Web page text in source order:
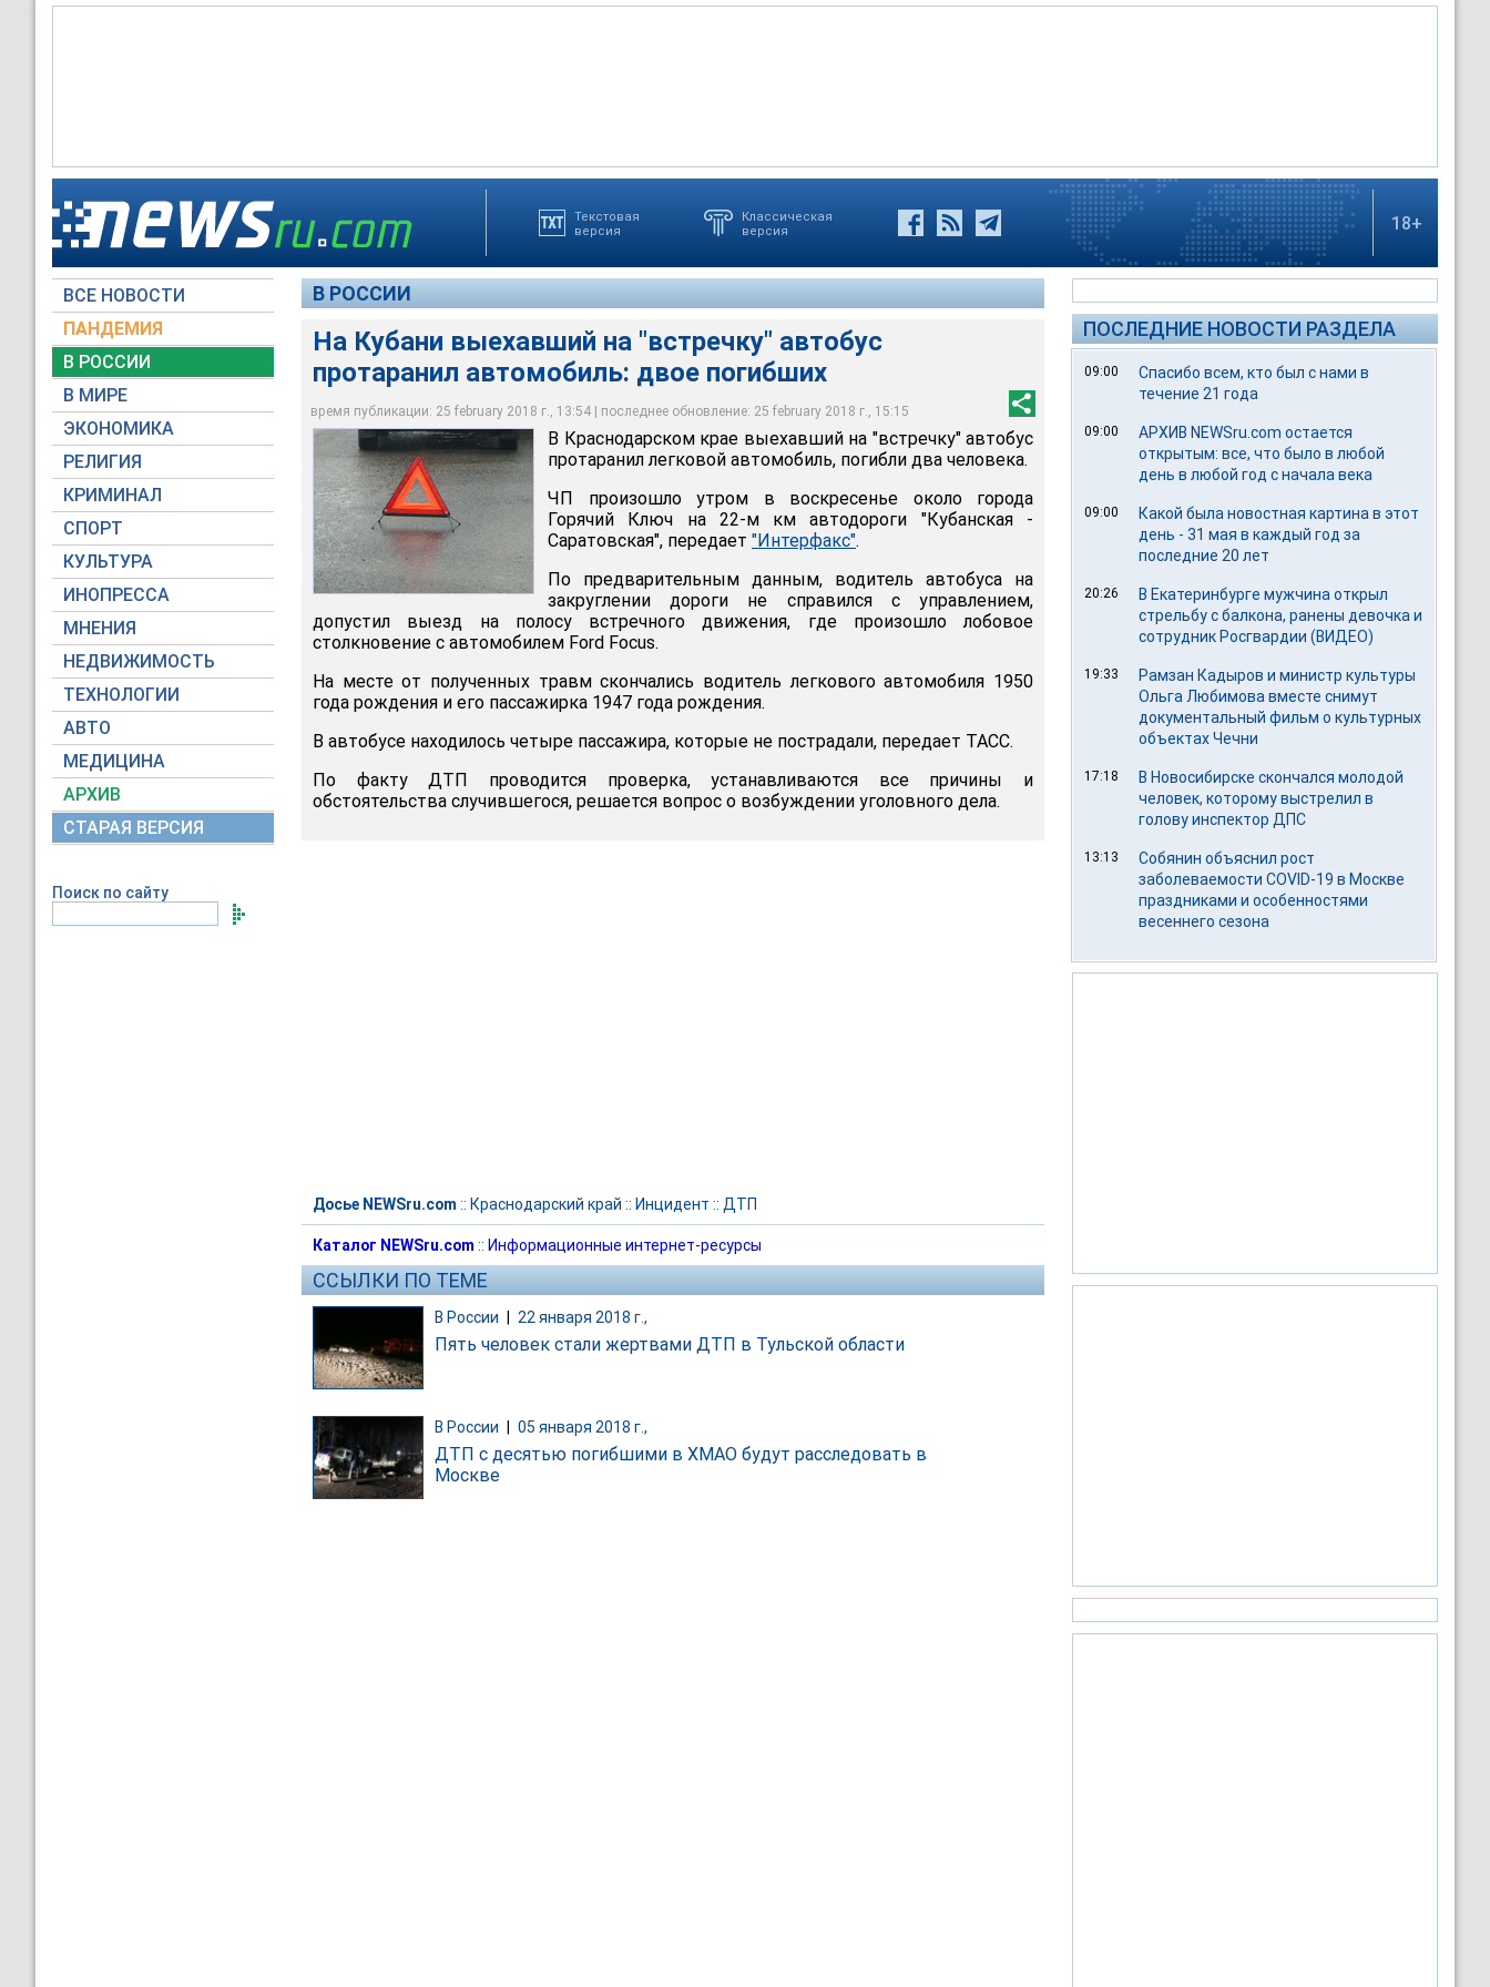
Текстовая
версия
Классическая
версия
18+
ВСЕ НОВОСТИ
ПАНДЕМИЯ
В РОССИИ
В МИРЕ
ЭКОНОМИКА
РЕЛИГИЯ
КРИМИНАЛ
СПОРТ
КУЛЬТУРА
ИНОПРЕССА
МНЕНИЯ
НЕДВИЖИМОСТЬ
ТЕХНОЛОГИИ
АВТО
МЕДИЦИНА
АРХИВ
СТАРАЯ ВЕРСИЯ
Поиск по сайту
В РОССИИ
На Кубани выехавший на "встречку" автобус
протаранил автомобиль: двое погибших
время публикации: 25 february 2018 г., 13:54 | последнее обновление: 25 february 2018 г., 15:15
В Краснодарском крае выехавший на "встречку" автобус протаранил легковой
автомобиль, погибли два человека
Moscow-Live.ru
В Краснодарском крае выехавший на "встречку" автобус
протаранил легковой автомобиль, погибли два человека.
ЧП произошло утром в воскресенье около города
Горячий Ключ на 22-м км автодороги "Кубанская -
Саратовская", передает "Интерфакс".
По предварительным данным, водитель автобуса на
закруглении дороги не справился с управлением,
допустил выезд на полосу встречного движения, где произошло лобовое
столкновение с автомобилем Ford Focus.
На месте от полученных травм скончались водитель легкового автомобиля 1950
года рождения и его пассажирка 1947 года рождения.
В автобусе находилось четыре пассажира, которые не пострадали, передает ТАСС.
По факту ДТП проводится проверка, устанавливаются все причины и
обстоятельства случившегося, решается вопрос о возбуждении уголовного дела.
Досье NEWSru.com :: Краснодарский край :: Инцидент :: ДТП
Каталог NEWSru.com :: Информационные интернет-ресурсы
ССЫЛКИ ПО ТЕМЕ
В России 22 января 2018 г.,
Пять человек стали жертвами ДТП в Тульской области
В России 05 января 2018 г.,
ДТП с десятью погибшими в ХМАО будут расследовать в
Москве
ПОСЛЕДНИЕ НОВОСТИ РАЗДЕЛА
09:00
Спасибо всем, кто был с нами в
течение 21 года
09:00
АРХИВ NEWSru.com остается
открытым: все, что было в любой
день в любой год с начала века
09:00
Какой была новостная картина в этот
день - 31 мая в каждый год за
последние 20 лет
20:26
В Екатеринбурге мужчина открыл
стрельбу с балкона, ранены девочка и
сотрудник Росгвардии (ВИДЕО)
19:33
Рамзан Кадыров и министр культуры
Ольга Любимова вместе снимут
документальный фильм о культурных
объектах Чечни
17:18
В Новосибирске скончался молодой
человек, которому выстрелил в
голову инспектор ДПС
13:13
Собянин объяснил рост
заболеваемости COVID-19 в Москве
праздниками и особенностями
весеннего сезона